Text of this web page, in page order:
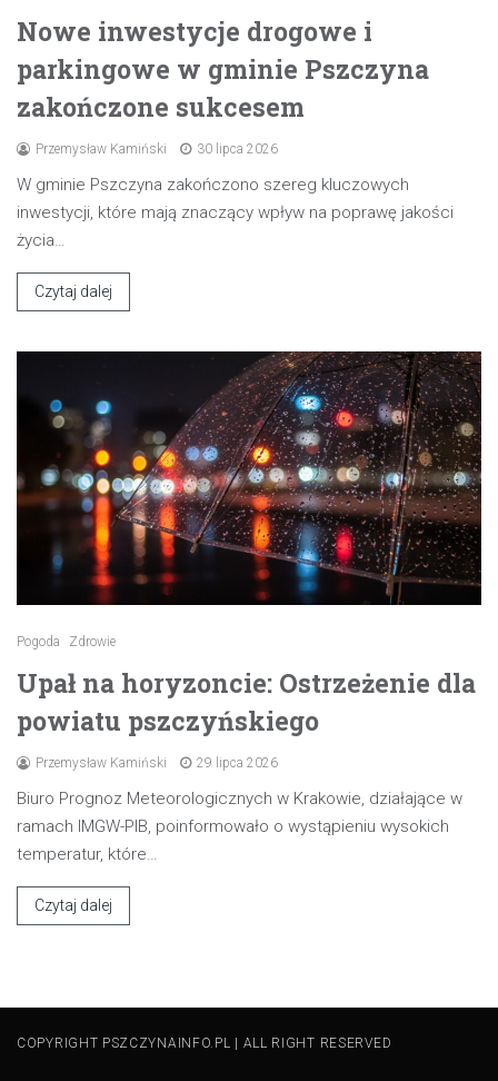
Nowe inwestycje drogowe i
parkingowe w gminie Pszczyna
zakończone sukcesem
Przemysław Kamiński 30 lipca 2026
W gminie Pszczyna zakończono szereg kluczowych
inwestycji, które mają znaczący wpływ na poprawę jakości
życia…
Czytaj dalej
Pogoda Zdrowie
Upał na horyzoncie: Ostrzeżenie dla
powiatu pszczyńskiego
Przemysław Kamiński 29 lipca 2026
Biuro Prognoz Meteorologicznych w Krakowie, działające w
ramach IMGW-PIB, poinformowało o wystąpieniu wysokich
temperatur, które…
Czytaj dalej
COPYRIGHT PSZCZYNAINFO.PL | ALL RIGHT RESERVED